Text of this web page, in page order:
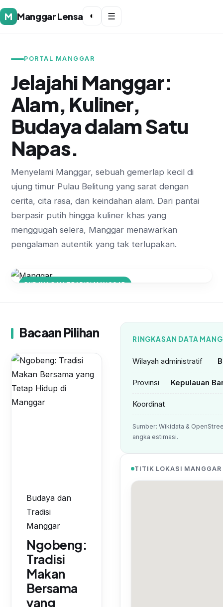
M Manggar Lensa ◐ ☰
PORTAL MANGGAR
Jelajahi Manggar:
Alam, Kuliner,
Budaya dalam Satu
Napas.
Menyelami Manggar, sebuah gemerlap kecil di
ujung timur Pulau Belitung yang sarat dengan
cerita, cita rasa, dan keindahan alam. Dari pantai
berpasir putih hingga kuliner khas yang
menggugah selera, Manggar menawarkan
pengalaman autentik yang tak terlupakan.
BUDAYA DAN TRADISI MANGGAR
Bacaan Pilihan
Budaya dan
Tradisi
Manggar
Ngobeng:
Tradisi
Makan
Bersama
yang
RINGKASAN DATA
Wilayah administratif
Provinsi Kepulauan
Koordinat
Sumber: Wikidata &
angka estimasi.
TITIK LOKASI MANGGAR